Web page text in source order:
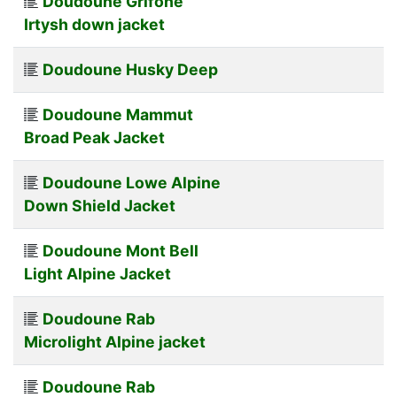
Irtysh down jacket
Doudoune Husky Deep
Doudoune Mammut
Broad Peak Jacket
Doudoune Lowe Alpine
Down Shield Jacket
Doudoune Mont Bell
Light Alpine Jacket
Doudoune Rab
Microlight Alpine jacket
Doudoune Rab